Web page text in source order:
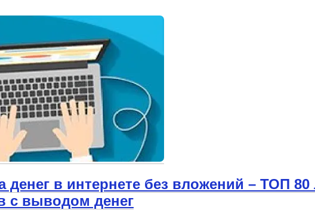
денег в интернете без вложений – ТОП
с выводом денег